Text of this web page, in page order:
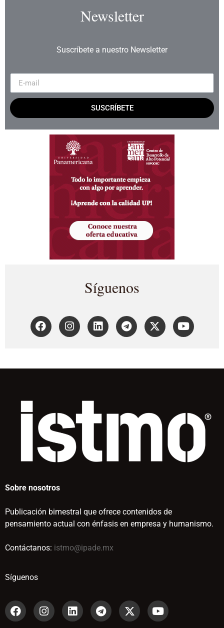
Newsletter
Suscríbete a nuestro Newsletter
SUSCRÍBETE
Síguenos
Sobre nosotros
Publicación bimestral que ofrece contenidos de
pensamiento actual con énfasis en empresa y humanismo.
Contáctanos: istmo@ipade.mx
Síguenos